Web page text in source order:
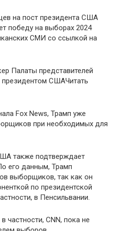
на пост президента США
победу на выборах 2024
СМИ со ссылкой на
Палаты представителей
СШАЧитать
Fox News, Трамп уже
при необходимых для
также подтверждает
его данным, Трамп
выборщиков, так как он
по президентской
в Пенсильвании.
CNN, пока не